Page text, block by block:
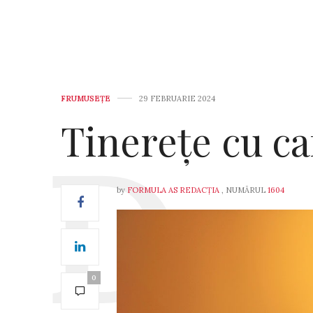
FRUMUSEȚE 29 FEBRUARIE 2024
Tinerețe cu
0
by FORMULA AS REDACȚIA , NUMĂRUL 1604